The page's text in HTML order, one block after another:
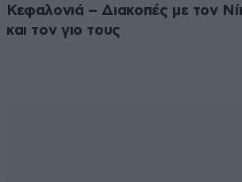
Κεφαλονιά – Διακοπές με τον
και τον γιο τους